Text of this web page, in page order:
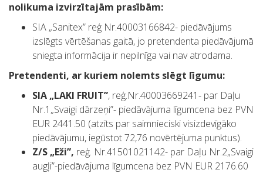
nolikuma izvirzītajām prasībām:
SIA „Sanitex” reģ Nr.40003166842- piedāvājums
izslēgts vērtēšanas gaitā, jo pretendenta piedāvājumā
sniegta informācija ir nepilnīga vai nav atrodama.
Pretendenti, ar kuriem nolemts slēgt līgumu:
SIA „LAKI FRUIT”, reģ.Nr.40003669241- par Daļu
Nr.1„Svaigi dārzeņi”- piedāvājuma līgumcena bez PVN
EUR 2441.50 (atzīts par saimnieciski visizdevīgāko
piedāvājumu, iegūstot 72,76 novērtējuma punktus).
Z/S „Eži”, reģ. Nr.41501021142- par Daļu Nr.2„Svaigi
augļi”-piedāvājuma līgumcena bez PVN EUR 2176.60